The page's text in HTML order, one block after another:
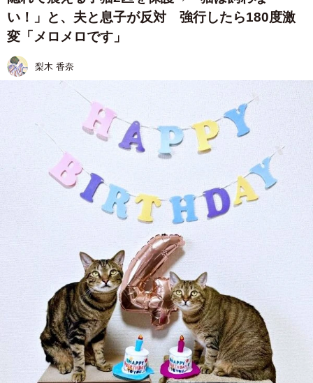
い！」と、夫と息子が反対 強行したら180度激
変「メロメロです」
梨木 香奈